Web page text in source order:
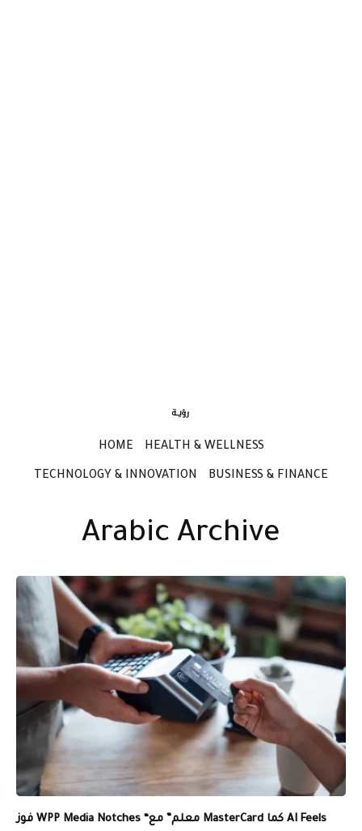
HOME HEALTH & WELLNESS
TECHNOLOGY & INNOVATION BUSINESS & FINANCE
Arabic Archive
فوز WPP Media Notches “معلم” مع MasterCard كما AI Feels